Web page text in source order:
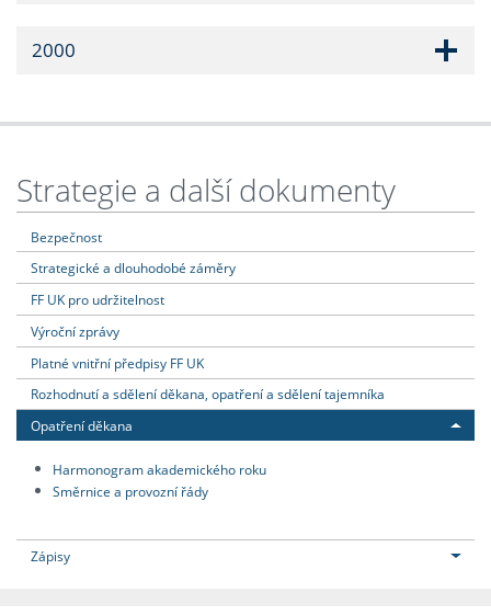
2000
Strategie a další dokumenty
Bezpečnost
Strategické a dlouhodobé záměry
FF UK pro udržitelnost
Výroční zprávy
Platné vnitřní předpisy FF UK
Rozhodnutí a sdělení děkana, opatření a sdělení tajemníka
Opatření děkana
Harmonogram akademického roku
Směrnice a provozní řády
Zápisy